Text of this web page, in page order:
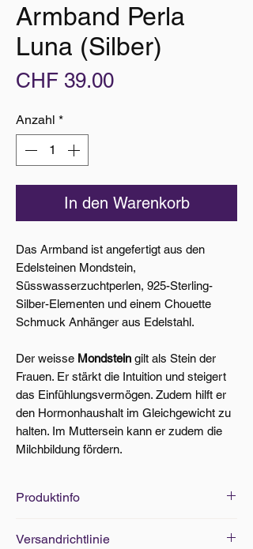
Armband Perla
Luna (Silber)
CHF 39.00Preis
Anzahl *
In den Warenkorb
Das Armband ist angefertigt aus den
Edelsteinen Mondstein,
Süsswasserzuchtperlen, 925-Sterling-
Silber-Elementen und einem Chouette
Schmuck Anhänger aus Edelstahl.
Der weisse Mondstein gilt als Stein der
Frauen. Er stärkt die Intuition und steigert
das Einfühlungsvermögen. Zudem hilft er
den Hormonhaushalt im Gleichgewicht zu
halten. Im Muttersein kann er zudem die
Milchbildung fördern.
Produktinfo
Versandrichtlinie